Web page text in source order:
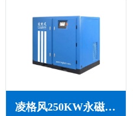
凌格风250KW永磁变频无油水润滑空压机LSW PM系列